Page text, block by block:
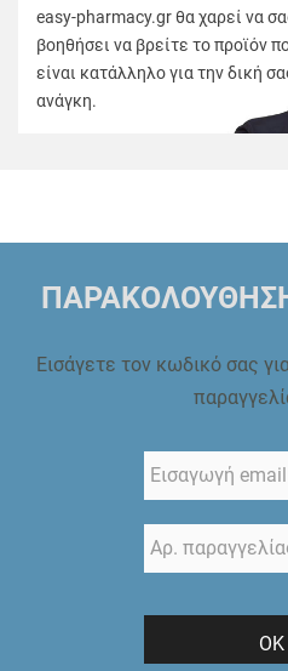
easy-pharmacy.gr θα χαρεί να
βοηθήσει να βρείτε το προϊόν
είναι κατάλληλο για την δική
ανάγκη.
Εισάγετε τον κωδικό σας
ΟΚ